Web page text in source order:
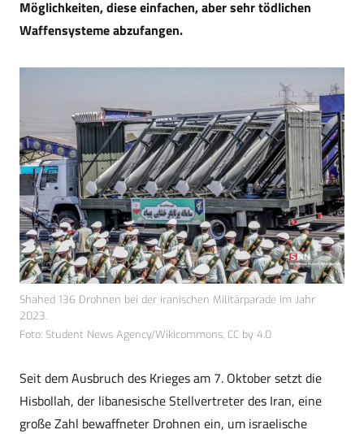
Möglichkeiten, diese einfachen, aber sehr tödlichen
Waffensysteme abzufangen.
Shahed 136 Drohnen bei der iranischen Militärparade im Jahr
2023.
Foto: Student News Agency/Wikicommons, CC by 4.0
Seit dem Ausbruch des Krieges am 7. Oktober setzt die
Hisbollah, der libanesische Stellvertreter des Iran, eine
große Zahl bewaffneter Drohnen ein, um israelische